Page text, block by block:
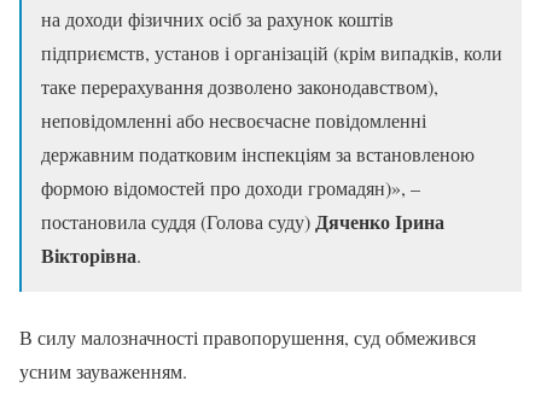
на доходи фізичних осіб за рахунок коштів
підприємств, установ і організацій (крім випадків, коли
таке перерахування дозволено законодавством),
неповідомленні або несвоєчасне повідомленні
державним податковим інспекціям за встановленою
формою відомостей про доходи громадян)», –
постановила суддя (Голова суду)Дяченко Ірина
Вікторівна.
В силу малозначності правопорушення, суд обмежився
усним зауваженням.